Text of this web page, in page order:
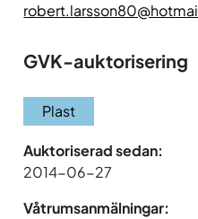
GVK-auktorisering
Plast
Auktoriserad sedan:
2014-06-27
Våtrumsanmälningar: